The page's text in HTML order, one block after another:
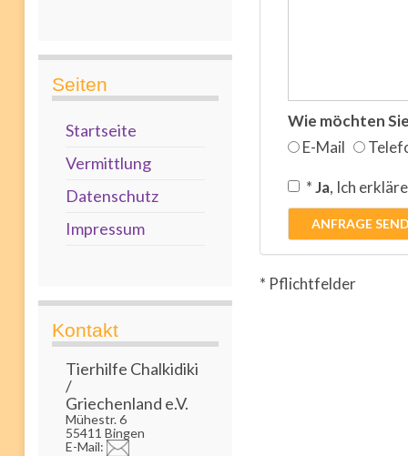
Seiten
Startseite
Vermittlung
Datenschutz
Impressum
Kontakt
Tierhilfe Chalkidiki
/
Griechenland e.V.
Mühestr. 6
55411 Bingen
E-Mail:
Wie möchten
E-Mail
*Ja, Ich
ANFRAGE
* Pflichtfelder